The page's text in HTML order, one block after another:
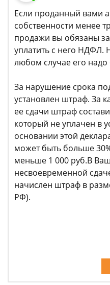
Если проданный вами
собственности менее
продажи вы обязаны
уплатить с него НДФЛ.
любом случае его надо
За нарушение срока
установлен штраф. За
ее сдачи штраф
который не уплачен в
основании этой
может быть больше
меньше 1 000 руб.В
несвоевременной
начислен штраф в
РФ).